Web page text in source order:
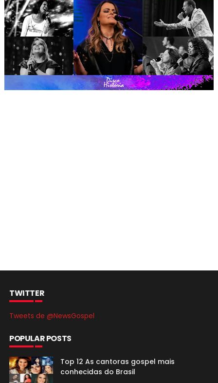
TWITTER
Tweets de @NewsGospel
POPULAR POSTS
Top 12 As cantoras gospel mais
conhecidas do Brasil